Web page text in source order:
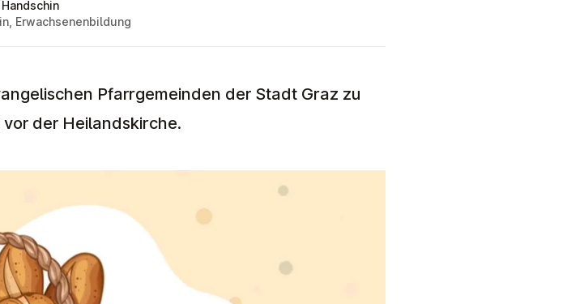
Erwachsenenbildung
Pfarrgemeinden der Stadt Graz zu
der Heilandskirche.